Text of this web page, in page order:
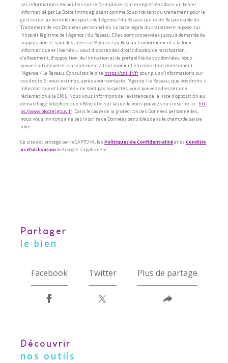
Les informations recueillies sur ce formulaire sont enregistrées dans un fichier
informatisé par La Boite Immo agissant comme Sous-traitant du traitement pour la
gestion de la clientèle/prospects de l'Agence / du Réseau qui reste Responsable du
Traitement de vos Données personnelles. La base légale du traitement repose sur
l'intérêt légitime de l'Agence / du Réseau. Elles sont conservées jusqu'à demande de
suppression et sont destinées à l'Agence / au Réseau. Conformément à la loi «
informatique et libertés », vous disposez des droits d’accès, de rectification,
d’effacement, d’opposition, de limitation et de portabilité de vos données. Vous
pouvez retirer votre consentement à tout moment en contactant directement
l’Agence / Le Réseau. Consultez le site https://cnil.fr/fr pour plus d’informations sur
vos droits. Si vous estimez, après avoir contacté l'Agence / le Réseau, que vos droits «
Informatique et Libertés » ne sont pas respectés, vous pouvez adresser une
réclamation à la CNIL. Nous vous informons de l’existence de la liste d'opposition au
démarchage téléphonique « Bloctel », sur laquelle vous pouvez vous inscrire ici : htt
ps://www.bloctel.gouv.fr. Dans le cadre de la protection des Données personnelles,
nous vous invitons à ne pas inscrire de Données sensibles dans le champ de saisie
libre.
Ce site est protégé par reCAPTCHA, lesPolitiques de Confidentialitéet esConditio
ns d'utilisation de Google s'appliquent.
partager
le bien
Facebook Twitter Plus de partage
découvrir
nos outils